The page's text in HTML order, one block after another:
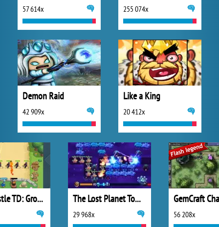
57 614x 255 074x
Demon Raid
42 909x
Like a King
20 412x
Wild Castle TD: Grow Empire The Lost Planet Tower Defense
29 968x 56 208x